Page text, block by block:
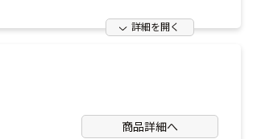
詳細を開く
商品詳細へ